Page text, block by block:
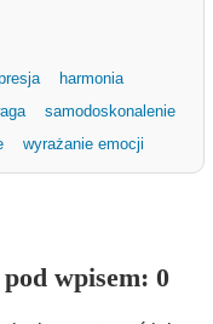
harmonia
samodoskonalenie
wyrażanie emocji
wpisem: 0